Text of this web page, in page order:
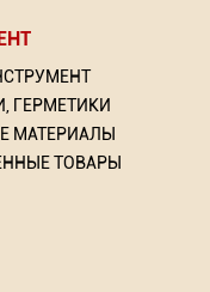
ГЕРМЕТИКИ
МАТЕРИАЛЫ
ТОВАРЫ